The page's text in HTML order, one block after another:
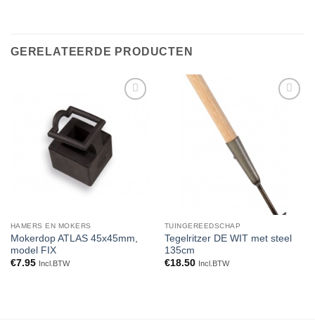
GERELATEERDE PRODUCTEN
verlanglijst
HAMERS EN MOKERS
Mokerdop ATLAS 45x45mm,
model FIX
€7.95 Incl.BTW
TUINGEREEDSCHAP
Tegelritzer DE WIT met steel
135cm
€18.50 Incl.BTW